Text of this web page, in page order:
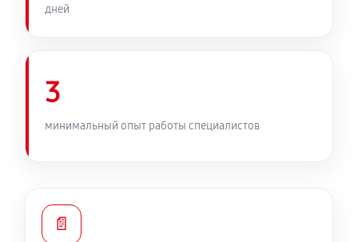
дней
3
минимальный опыт работы специалистов
📄